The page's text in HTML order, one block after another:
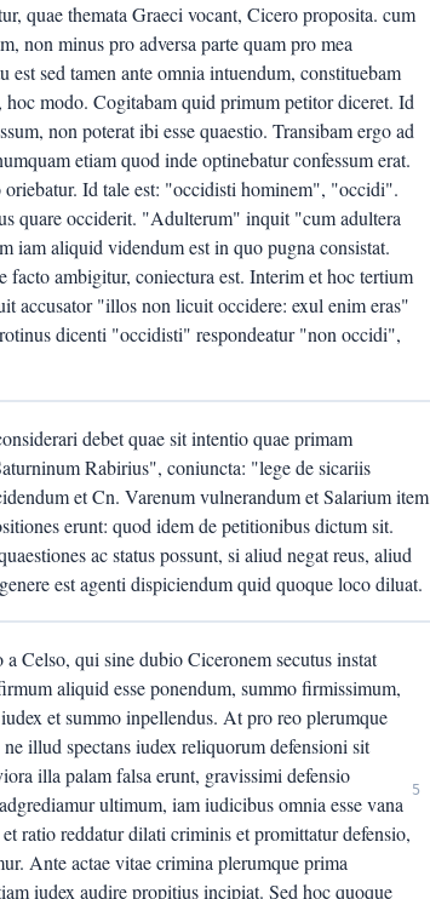
quae themata Graeci vocant, Cicero proposita. cum
non minus pro adversa parte quam pro mea
sed tamen ante omnia intuendum, constituebam
modo. Cogitabam quid primum petitor diceret. Id
non poterat ibi esse quaestio. Transibam ergo ad
etiam quod inde optinebatur confessum erat.
Id tale est: "occidisti hominem", "occidi".
quare occiderit. "Adulterum" inquit "cum adultera
iam aliquid videndum est in quo pugna consistat.
ambigitur, coniectura est. Interim et hoc tertium
accusator "illos non licuit occidere: exul enim eras"
dicenti "occidisti" respondeatur "non occidi",
debet quae sit intentio quae primam
Rabirius", coniuncta: "lege de sicariis
et Cn. Varenum vulnerandum et Salarium item
erunt: quod idem de petitionibus dictum sit.
ac status possunt, si aliud negat reus, aliud
est agenti dispiciendum quid quoque loco diluat.
Celso, qui sine dubio Ciceronem secutus instat
aliquid esse ponendum, summo firmissimum,
et summo inpellendus. At pro reo plerumque
illud spectans iudex reliquorum defensioni sit
illa palam falsa erunt, gravissimi defensio
ultimum, iam iudicibus omnia esse vana
ratio reddatur dilati criminis et promittatur defensio,
Ante actae vitae crimina plerumque prima
iudex audire propitius incipiat. Sed hoc quoque
5